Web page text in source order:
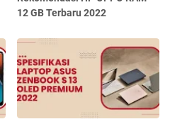
12 GB Terbaru 2022